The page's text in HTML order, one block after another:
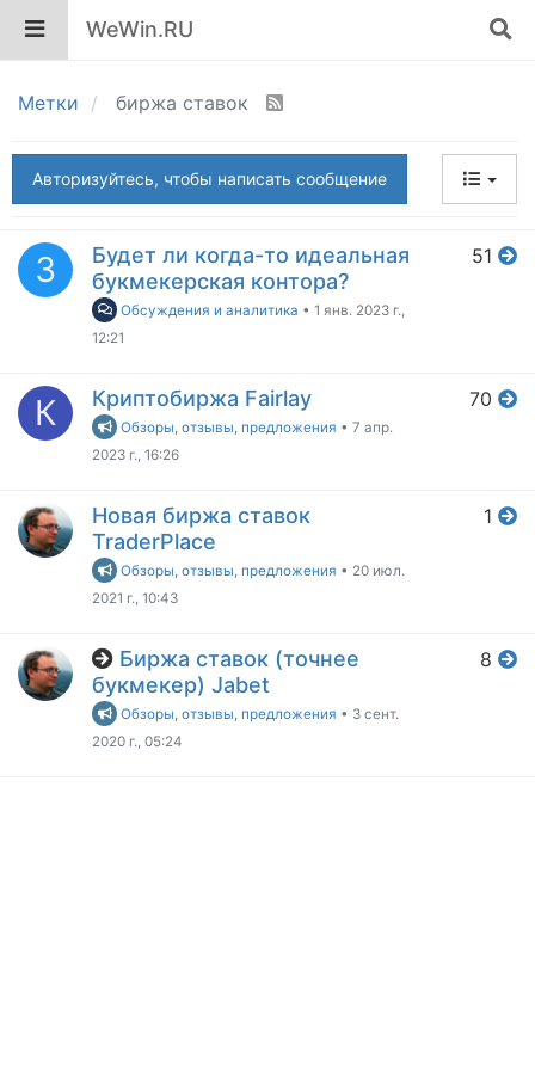
WeWin.RU
Метки биржа ставок
Авторизуйтесь, чтобы написать сообщение
3
Будет ли когда-то идеальная
букмекерская контора?
Обсуждения и аналитика •1 янв. 2023 г.,
12:21
51
К Криптобиржа Fairlay
Обзоры, отзывы, предложения •7 апр.
2023 г., 16:26
70
Новая биржа ставок
TraderPlace
Обзоры, отзывы, предложения • 20 июл.
2021 г., 10:43
1
Биржа ставок (точнее
букмекер) Jabet
Обзоры, отзывы, предложения • 3 сент.
2020 г., 05:24
8